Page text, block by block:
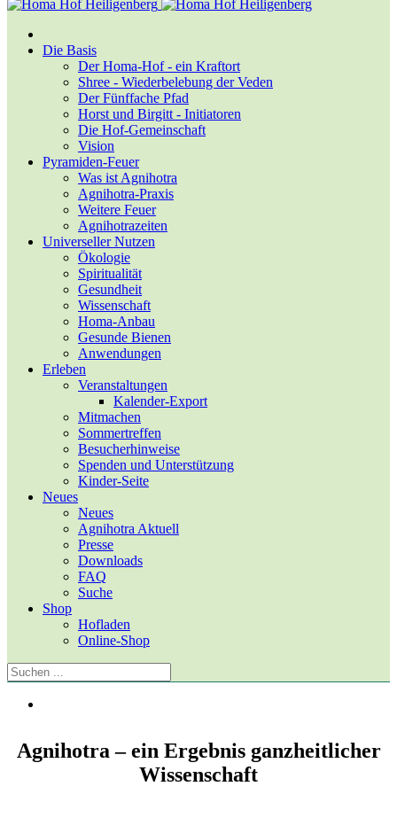
Die Basis
Der Homa-Hof - ein Kraftort
Shree - Wiederbelebung der Veden
Der Fünffache Pfad
Horst und Birgitt - Initiatoren
Die Hof-Gemeinschaft
Vision
Pyramiden-Feuer
Was ist Agnihotra
Agnihotra-Praxis
Weitere Feuer
Agnihotrazeiten
Universeller Nutzen
Ökologie
Spiritualität
Gesundheit
Wissenschaft
Homa-Anbau
Gesunde Bienen
Anwendungen
Erleben
Veranstaltungen
Kalender-Export
Mitmachen
Sommertreffen
Besucherhinweise
Spenden und Unterstützung
Kinder-Seite
Neues
Neues
Agnihotra Aktuell
Presse
Downloads
FAQ
Suche
Shop
Hofladen
Online-Shop
Agnihotra – ein Ergebnis ganzheitlicher
Wissenschaft